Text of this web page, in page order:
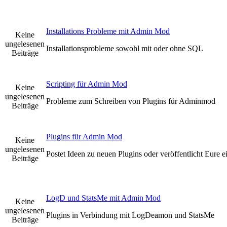
Keine
ungelesenen
Beiträge
Installations Probleme mit Admin Mod
Installationsprobleme sowohl mit oder ohne SQL
Keine
ungelesenen
Beiträge
Scripting für Admin Mod
Probleme zum Schreiben von Plugins für Adminmod
Keine
ungelesenen
Beiträge
Plugins für Admin Mod
Postet Ideen zu neuen Plugins oder veröffentlicht Eure
Keine
ungelesenen
Beiträge
LogD und StatsMe mit Admin Mod
Plugins in Verbindung mit LogDeamon und StatsMe